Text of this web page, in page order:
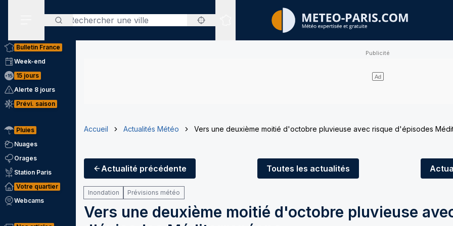
Rechercher
Sites expertisés
Bulletin France
Week-end
15 jours
Alerte 8 jours
Prévi. saison
Pluies
Nuages
Orages
Station Paris
Votre quartier
Webcams
Accueil Actualités Météo Vers une deuxième moitié d'octobre pluvieuse avec risque d'épisodes
Actualité précédente Toutes les actualités
Inondation Prévisions météo
Vers une deuxième moitié d'octobre pluvieuse